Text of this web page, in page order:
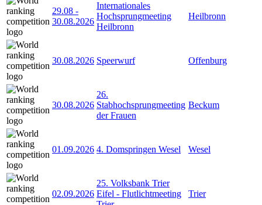
29.08 -
30.08.2026
Internationales
Hochsprungmeeting
Heilbronn
Heilbronn
30.08.2026 Speerwurf Offenburg
30.08.2026
26.
Stabhochsprungmeeting
der Frauen
Beckum
01.09.2026 4. Domspringen Wesel Wesel
02.09.2026
25. Volksbank Trier
Eifel - Flutlichtmeeting
Trier